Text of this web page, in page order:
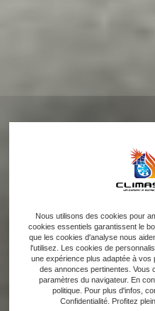
Nous utilisons des cookies pour
cookies essentiels garantissent le
que les cookies d'analyse nous
l'utilisez. Les cookies de
une expérience plus adaptée à
des annonces pertinentes. Vous
paramètres du navigateur. En
politique. Pour plus d'infos,
Confidentialité. Profitez